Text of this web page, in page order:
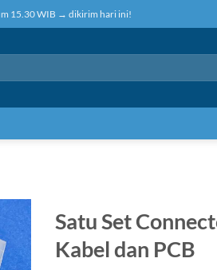
15.30 WIB → dikirim hari ini!
Satu Set
Kabel dan PCB